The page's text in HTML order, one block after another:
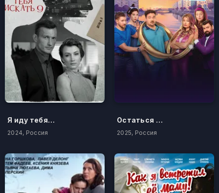
Я иду тебя искать 9
2024, Россия
Остаться друзьями
2025, Россия